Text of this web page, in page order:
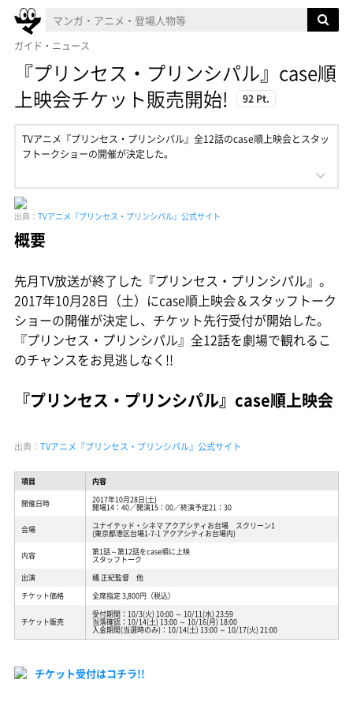
ガイド・ニュース
『プリンセス・プリンシパル』case順
上映会チケット販売開始!
92 Pt.
TVアニメ『プリンセス・プリンシパル』全12話のcase順上映会とスタッ
フトークショーの開催が決定した。
出典： TVアニメ『プリンセス・プリンシパル』公式サイト
概要
先月TV放送が終了した『プリンセス・プリンシパル』。
2017年10月28日（土）にcase順上映会＆スタッフトーク
ショーの開催が決定し、チケット先行受付が開始した。
『プリンセス・プリンシパル』全12話を劇場で観れるこ
のチャンスをお見逃しなく!!
『プリンセス・プリンシパル』case順上映会
出典： TVアニメ『プリンセス・プリンシパル』公式サイト
項目 内容
開催日時 2017年10月28日(土)
開場14：40／開演15：00／終演予定21：30
会場 ユナイテッド・シネマ アクアシティお台場 スクリーン1
(東京都港区台場1-7-1 アクアシティお台場内)
内容 第1話～第12話をcase順に上映
スタッフトーク
出演
橘 正紀監督 他
チケット価格
全席指定 3,800円（税込）
チケット販売
受付期間：10/3(火) 10:00 ～ 10/11(水) 23:59
当落確認：10/14(土) 13:00 ～ 10/16(月) 18:00
入金期間(当選時のみ)：10/14(土) 13:00 ～ 10/17(火) 21:00
チケット受付はコチラ!!